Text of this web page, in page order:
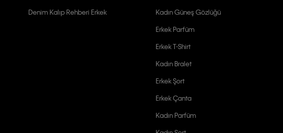
Denim Kalıp Rehberi Erkek
Kadın Güneş Gözlüğü
Erkek Parfüm
Erkek T-Shirt
Kadın Bralet
Erkek Şort
Erkek Çanta
Kadın Parfüm